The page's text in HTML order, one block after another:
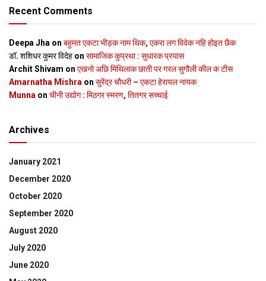
Recent Comments
Deepa Jha on बहुमत एकटा भीड़क नाम थिक, एकरा लग विवेक नहि होइत छैक
डॉ. शशिधर कुमर विदेह on सामाजिक कुप्रथा : सुधारक प्रयास
Archit Shivam on एखनो अछि मिथिलाक छाती पर गरल सुगौली कील क टीस
Amarnatha Mishra on सुरेंद्र चौधरी – एकटा हेरायल नायक
Munna on चीनी उद्योग : मिठगर स्‍मरण, तितगर सच्‍चाई
Archives
January 2021
December 2020
October 2020
September 2020
August 2020
July 2020
June 2020